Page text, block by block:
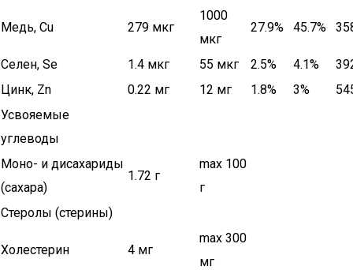
Медь, Cu 279 мкг
1000
мкг
27.9% 45.7%
Селен, Se 1.4 мкг 55 мкг 2.5% 4.1%
Цинк, Zn
0.22 мг 12 мг 1.8% 3%
Усвояемые
углеводы
Моно- и дисахариды
(сахара)
1.72 г
max 100
г
Стеролы (стерины)
Холестерин 4 мг
max 300
мг